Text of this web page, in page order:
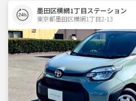
墨田区横網1丁目ステーション
東京都墨田区横網1丁目2-13